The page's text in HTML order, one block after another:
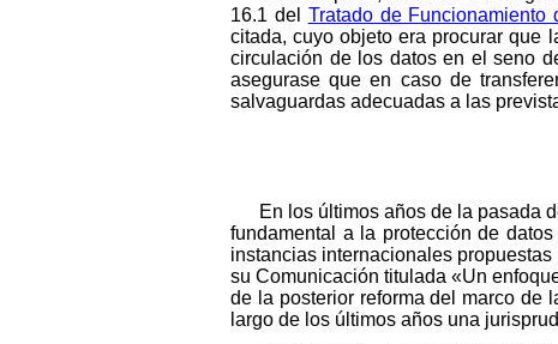
16.1 del Tratado de Funcionamiento
citada, cuyo objeto era procurar que
circulación de los datos en el seno
asegurase que en caso de
salvaguardas adecuadas a las
En los últimos años de la pasada
fundamental a la protección de
instancias internacionales
su Comunicación titulada «Un
de la posterior reforma del marco de
largo de los últimos años una